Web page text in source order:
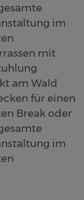
im
mit
am Wald
für einen
Break oder
im